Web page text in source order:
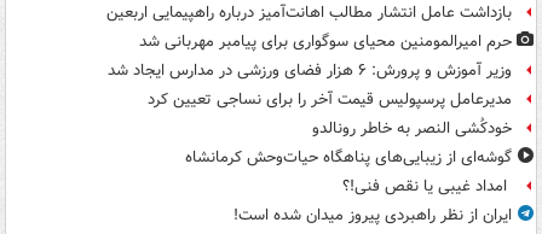
بازداشت عامل انتشار مطالب اهانت‌آمیز درباره راهپیمایی اربعین
حرم امیرالمومنین محیای سوگواری برای پیامبر مهربانی شد
وزیر آموزش و پرورش: ۶ هزار فضای ورزشی در مدارس ایجاد شد
مدیرعامل پرسپولیس قیمت آخر را برای نساجی تعیین کرد
خودکُشی النصر به خاطر رونالدو
گوشه‌ای از زیبایی‌های پناهگاه‌ حیات‌وحش کرمانشاه
امداد غیبی یا نقص فنی!؟
ایران از نظر راهبردی پیروز میدان شده است!